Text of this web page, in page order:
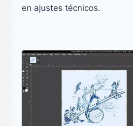
en ajustes técnicos.